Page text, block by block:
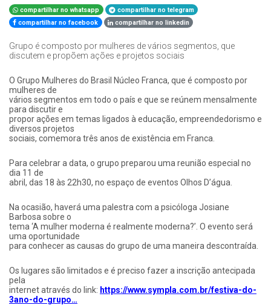
compartilhar no whatsapp
compartilhar no telegram
compartilhar no facebook
compartilhar no linkedin
Grupo é composto por mulheres de vários segmentos, que
discutem e propõem ações e projetos sociais
O Grupo Mulheres do Brasil Núcleo Franca, que é composto por
mulheres de
vários segmentos em todo o país e que se reúnem mensalmente
para discutir e
propor ações em temas ligados à educação, empreendedorismo e
diversos projetos
sociais, comemora três anos de existência em Franca.
Para celebrar a data, o grupo preparou uma reunião especial no
dia 11 de
abril, das 18 às 22h30, no espaço de eventos Olhos D’água.
Na ocasião, haverá uma palestra com a psicóloga Josiane
Barbosa sobre o
tema ‘A mulher moderna é realmente moderna?’. O evento será
uma oportunidade
para conhecer as causas do grupo de uma maneira descontraída.
Os lugares são limitados e é preciso fazer a inscrição antecipada
pela
internet através do link: https://www.sympla.com.br/festiva-do-
3ano-do-grupo…